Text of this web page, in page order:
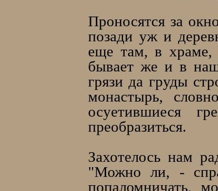
Проносятся за
позади уж и
еще там, в храме,
бывает же и в
грязи да груды
монастырь,
осуетившиеся
преобразиться.
Захотелось нам
"Можно ли, -
попаломничать,